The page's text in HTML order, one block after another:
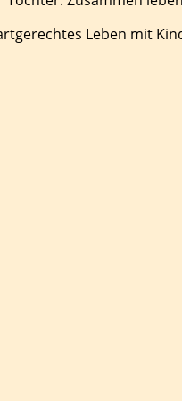
Leben mit